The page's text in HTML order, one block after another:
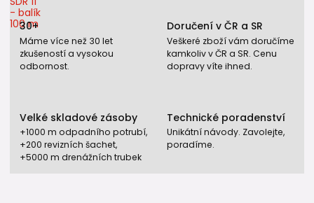
30+
Máme více než 30 let
zkušeností a vysokou
odbornost.
Doručení v ČR a SR
Veškeré zboží vám doručíme
kamkoliv v ČR a SR. Cenu
dopravy víte ihned.
Velké skladové zásoby
+1000 m odpadního potrubí,
+200 revizních šachet,
+5000 m drenážních trubek
Technické poradenství
Unikátní návody. Zavolejte,
poradíme.